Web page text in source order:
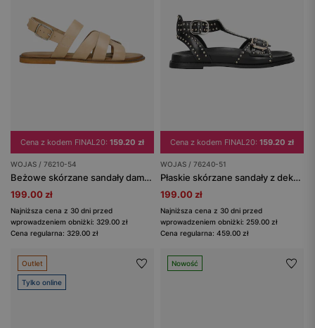
Cena z kodem FINAL20: 159.20 zł
WOJAS / 76210-54
Beżowe skórzane sandały damskie z krzyżującymi się paskami
199.00 zł
Najniższa cena z 30 dni przed
wprowadzeniem obniżki: 329.00 zł
Cena regularna: 329.00 zł
Cena z kodem FINAL20: 159.20 zł
WOJAS / 76240-51
Płaskie skórzane sandały z dekoracyjnym wykończeniem w formie ćwieków
199.00 zł
Najniższa cena z 30 dni przed
wprowadzeniem obniżki: 259.00 zł
Cena regularna: 459.00 zł
Outlet
Tylko online
Nowość